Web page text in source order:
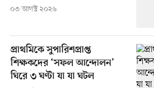
০৩ আগস্ট ২০২৬
প্রাথমিকে সুপারিশপ্রাপ্ত
শিক্ষকদের ‘সফল আন্দোলন’
ঘিরে ৩ ঘণ্টা যা যা ঘটল